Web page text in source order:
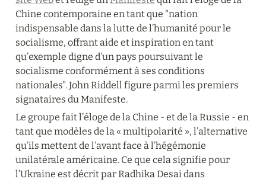
Chine contemporaine en tant que "nation
indispensable dans la lutte de l’humanité pour le
socialisme, offrant aide et inspiration en tant
qu’exemple digne d’un pays poursuivant le
socialisme conformément à ses conditions
nationales". John Riddell figure parmi les premiers
signataires du Manifeste.
Le groupe fait l’éloge de la Chine - et de la Russie - en
tant que modèles de la « multipolarité », l’alternative
qu’ils mettent de l’avant face à l’hégémonie
unilatérale américaine. Ce que cela signifie pour
l’Ukraine est décrit par Radhika Desai dans